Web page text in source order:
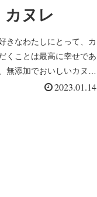
ヌレ
きなわたしにとって、カ
くことは最高に幸せであ
無添加でおいしいカヌレ
2023.01.14